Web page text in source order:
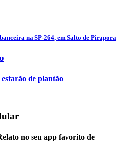
na SP-264, em Salto de Pirapora
de plantão
no seu app favorito de